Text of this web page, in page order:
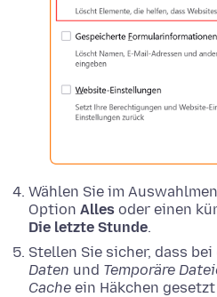
Wählen Sie im
Option Alles oder einen
Die letzte Stunde.
Stellen Sie sicher, dass bei
Daten und Temporäre
Cache ein Häkchen